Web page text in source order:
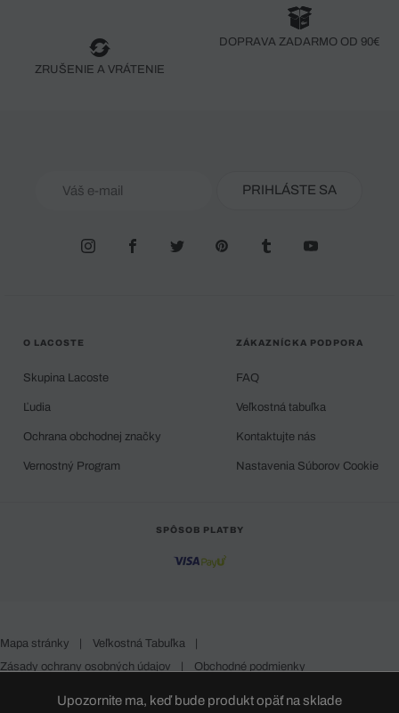
Upozornite ma, keď bude produkt opäť na sklade
ZRUŠENIE A VRÁTENIE
DOPRAVA ZADARMO OD 90€
PRIHLÁSTE SA
O LACOSTE
Skupina Lacoste
Ľudia
Ochrana obchodnej značky
Vernostný Program
ZÁKAZNÍCKA PODPORA
FAQ
Veľkostná tabuľka
Kontaktujte nás
Nastavenia Súborov Cookie
SPÔSOB PLATBY
Mapa stránky | Veľkostná Tabuľka
|
Zásady ochrany osobných údajov
| Obchodné podmienky